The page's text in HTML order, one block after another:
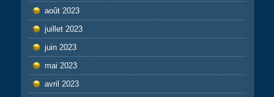
août 2023
juillet 2023
juin 2023
mai 2023
avril 2023